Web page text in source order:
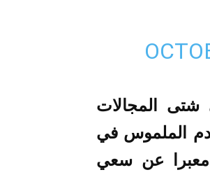
شتى المجالات
الملموس في
معبرا عن سعي